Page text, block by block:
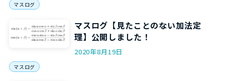
マスログ
マスログ【見たことのない加法定
理】公開しました！
2020年8月19日
マスログ